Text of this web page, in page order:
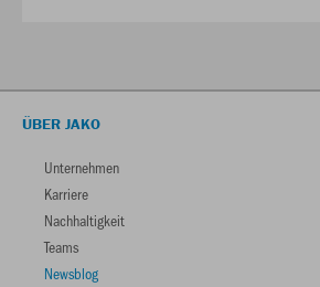
ÜBER JAKO
Unternehmen
Karriere
Nachhaltigkeit
Teams
Newsblog